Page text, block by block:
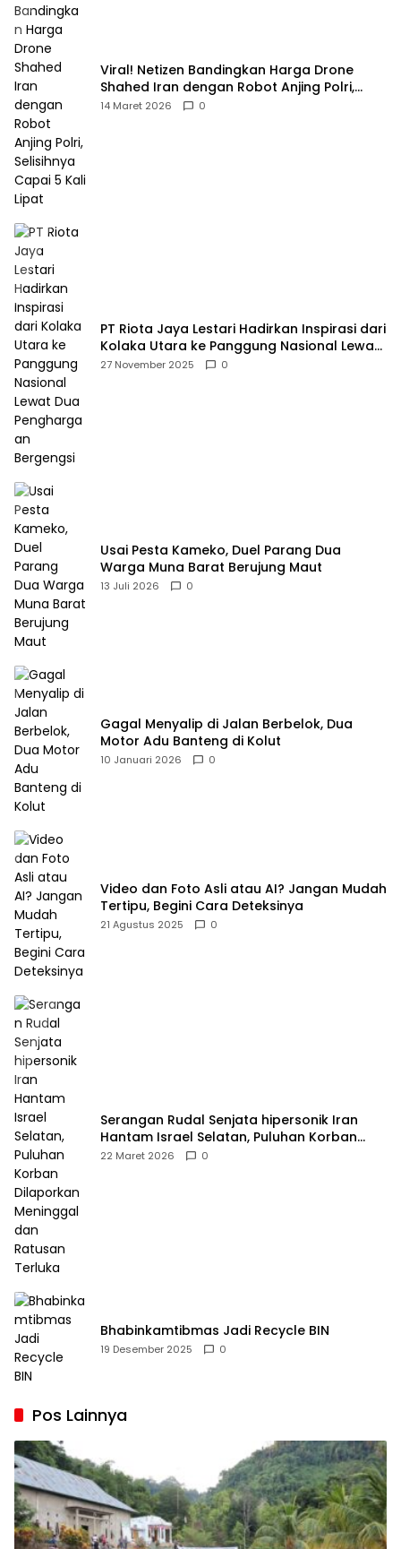
Viral! Netizen Bandingkan Harga Drone
Shahed Iran dengan Robot Anjing Polri,
Selisihnya Capai 5 Kali Lipat
14 Maret 2026 0
PT Riota Jaya Lestari Hadirkan Inspirasi dari
Kolaka Utara ke Panggung Nasional Lewat
Dua Penghargaan Bergengsi
27 November 2025 0
Usai Pesta Kameko, Duel Parang Dua
Warga Muna Barat Berujung Maut
13 Juli 2026 0
Gagal Menyalip di Jalan Berbelok, Dua
Motor Adu Banteng di Kolut
10 Januari 2026 0
Video dan Foto Asli atau AI? Jangan Mudah
Tertipu, Begini Cara Deteksinya
21 Agustus 2025 0
Serangan Rudal Senjata hipersonik Iran
Hantam Israel Selatan, Puluhan Korban
Dilaporkan Meninggal dan Ratusan Terluka
22 Maret 2026 0
Bhabinkamtibmas Jadi Recycle BIN
19 Desember 2025 0
Pos Lainnya